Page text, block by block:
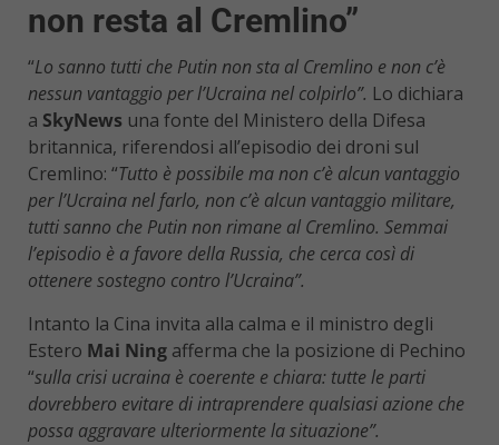
non resta al Cremlino”
“Lo sanno tutti che Putin non sta al Cremlino e non c’è
nessun vantaggio per l’Ucraina nel colpirlo”. Lo dichiara
a SkyNews una fonte del Ministero della Difesa
britannica, riferendosi all’episodio dei droni sul
Cremlino: “Tutto è possibile ma non c’è alcun vantaggio
per l’Ucraina nel farlo, non c’è alcun vantaggio militare,
tutti sanno che Putin non rimane al Cremlino. Semmai
l’episodio è a favore della Russia, che cerca così di
ottenere sostegno contro l’Ucraina”.
Intanto la Cina invita alla calma e il ministro degli
Estero Mai Ning afferma che la posizione di Pechino
“sulla crisi ucraina è coerente e chiara: tutte le parti
dovrebbero evitare di intraprendere qualsiasi azione che
possa aggravare ulteriormente la situazione”.